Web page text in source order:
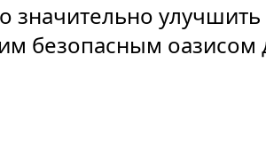
значительно улучшить
безопасным оазисом